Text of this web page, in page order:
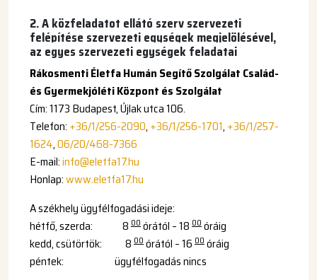
2. A közfeladatot ellátó szerv szervezeti
felépítése szervezeti egységek megjelölésével,
az egyes szervezeti egységek feladatai
Rákosmenti Életfa Humán Segítő Szolgálat Család-
és Gyermekjóléti Központ és Szolgálat
Cím: 1173 Budapest, Újlak utca 106.
Telefon: +36/1/256-2090, +36/1/256-1701, +36/1/257-
1624,06/20/468-7366
E-mail:info@eletfa17.hu
Honlap:www.eletfa17.hu
A székhely ügyfélfogadási ideje:
hétfő, szerda: 8 00 órától – 18 00 óráig
kedd, csütörtök: 8 00 órától – 16 00 óráig
péntek: ügyfélfogadás nincs